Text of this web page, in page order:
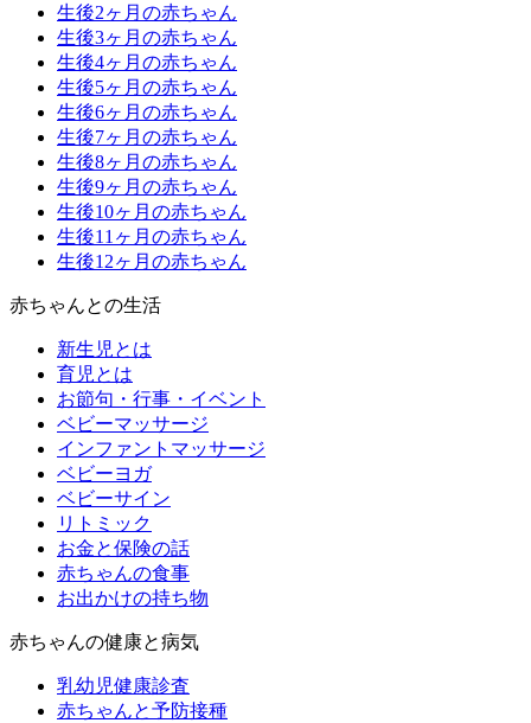
生後2ヶ月の赤ちゃん
生後3ヶ月の赤ちゃん
生後4ヶ月の赤ちゃん
生後5ヶ月の赤ちゃん
生後6ヶ月の赤ちゃん
生後7ヶ月の赤ちゃん
生後8ヶ月の赤ちゃん
生後9ヶ月の赤ちゃん
生後10ヶ月の赤ちゃん
生後11ヶ月の赤ちゃん
生後12ヶ月の赤ちゃん
赤ちゃんとの生活
新生児とは
育児とは
お節句・行事・イベント
ベビーマッサージ
インファントマッサージ
ベビーヨガ
ベビーサイン
リトミック
お金と保険の話
赤ちゃんの食事
お出かけの持ち物
赤ちゃんの健康と病気
乳幼児健康診査
赤ちゃんと予防接種